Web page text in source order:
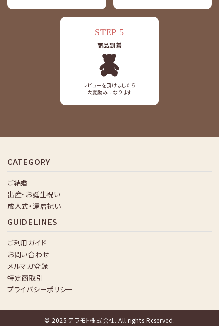
STEP 5
商品到着
レビューを頂けましたら
大変励みになります
CATEGORY
ご結婚
出産・お誕生祝い
成人式・還暦祝い
GUIDELINES
ご利用ガイド
お問い合わせ
メルマガ登録
特定商取引
プライバシーポリシー
© 2025 テラモト株式会社. All rights Reserved.